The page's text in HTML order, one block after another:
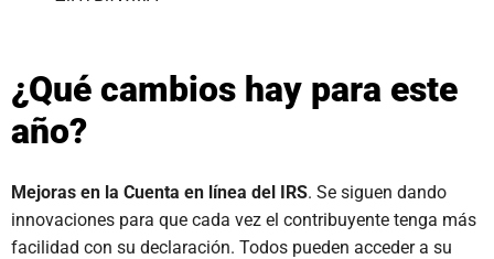
¿Qué cambios hay para este
año?
Mejoras en la Cuenta en línea del IRS. Se siguen dando
innovaciones para que cada vez el contribuyente tenga más
facilidad con su declaración. Todos pueden acceder a su